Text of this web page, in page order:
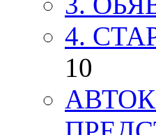
4.
10